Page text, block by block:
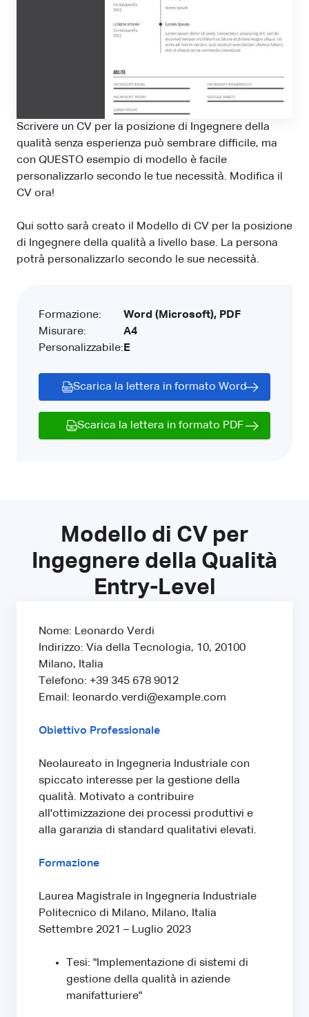
Scrivere un CV per la posizione di Ingegnere della
qualità senza esperienza può sembrare difficile, ma
con QUESTO esempio di modello è facile
personalizzarlo secondo le tue necessità. Modifica il
CV ora!
Qui sotto sarà creato il Modello di CV per la posizione
di Ingegnere della qualità a livello base. La persona
potrà personalizzarlo secondo le sue necessità.
Formazione:
Misurare:
Personalizzabile:
Word (Microsoft), PDF
A4
E
Scarica la lettera in formato Word
Scarica la lettera in formato PDF
Modello di CV per
Ingegnere della Qualità
Entry-Level
Nome: Leonardo Verdi
Indirizzo: Via della Tecnologia, 10, 20100
Milano, Italia
Telefono: +39 345 678 9012
Email: leonardo.verdi@example.com
Obiettivo Professionale
Neolaureato in Ingegneria Industriale con
spiccato interesse per la gestione della
qualità. Motivato a contribuire
all'ottimizzazione dei processi produttivi e
alla garanzia di standard qualitativi elevati.
Formazione
Laurea Magistrale in Ingegneria Industriale
Politecnico di Milano, Milano, Italia
Settembre 2021 – Luglio 2023
Tesi: "Implementazione di sistemi di
gestione della qualità in aziende
manifatturiere"